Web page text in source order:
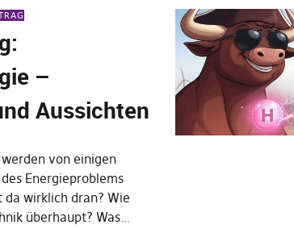
–
Aussichten
von einigen
Energieproblems
wirklich dran? Wie
überhaupt? Was…